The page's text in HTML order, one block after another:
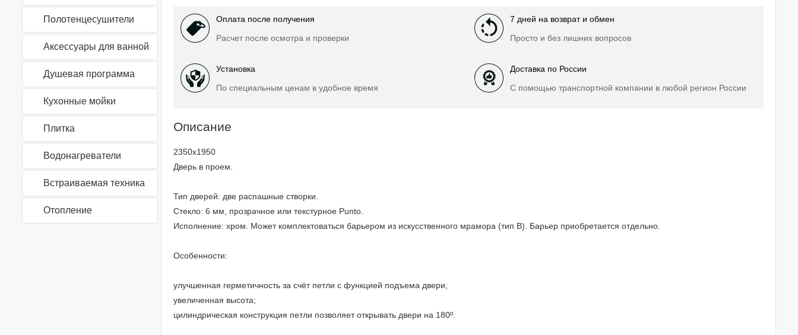
Полотенцесушители
Аксессуары для ванной
Душевая программа
Кухонные мойки
Плитка
Водонагреватели
Встраиваемая техника
Отопление
Оплата после получения
Расчет после осмотра и проверки
7 дней на возврат и обмен
Просто и без лишних вопросов
Установка
По специальным ценам в удобное время
Доставка по России
С помощью транспортной компании в любой регион России
Описание
2350x1950
Дверь в проем.
Тип дверей: две распашные створки.
Стекло: 6 мм, прозрачное или текстурное Punto.
Исполнение: хром. Может комплектоваться барьером из искусственного мрамора (тип В). Барьер приобретается отдельно.
Особенности:
улучшенная герметичность за счёт петли с функцией подъема двери;
увеличенная высота;
цилиндрическая конструкция петли позволяет открывать двери на 180º.